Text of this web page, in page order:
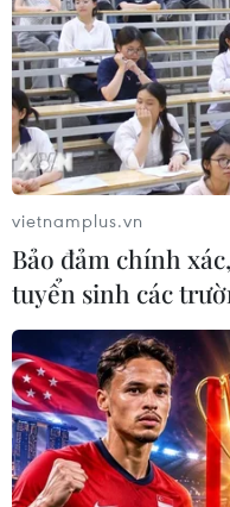
Nga xác nhận
giao cho cuộc
27/05/2023 03:12
Trong cuộc gặp đặc
Ngoại trưởng Nga
vietnamplus.vn
Bảo đảm chính
tuyển sinh các